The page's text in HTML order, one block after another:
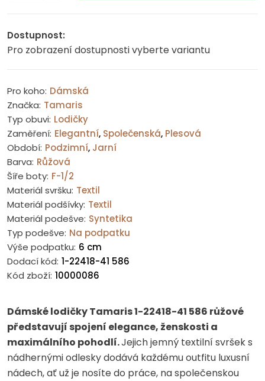
Dostupnost:
Pro zobrazení dostupnosti vyberte variantu
Pro koho: Dámská
Značka: Tamaris
Typ obuvi: Lodičky
Zaměření: Elegantní, Společenská, Plesová
Období: Podzimní, Jarní
Barva: Růžová
Šíře boty: F-1/2
Materiál svršku: Textil
Materiál podšívky: Textil
Materiál podešve: Syntetika
Typ podešve: Na podpatku
Výše podpatku: 6 cm
Dodací kód: 1-22418-41 586
Kód zboží: 10000086
Dámské lodičky Tamaris 1-22418-41 586 růžové
představují spojení elegance, ženskosti a
maximálního pohodlí.Jejich jemný textilní svršek s
nádhernými odlesky dodává každému outfitu luxusní
nádech, ať už je nosíte do práce, na společenskou